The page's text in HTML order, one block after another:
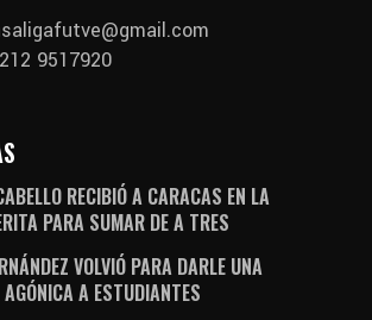
9517920
RECIBIÓ A CARACAS EN LA
PARA SUMAR DE A TRES
VOLVIÓ PARA DARLE UNA
A ESTUDIANTES